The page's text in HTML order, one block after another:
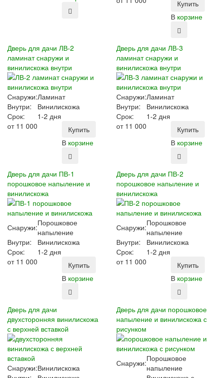
Купить
В корзине
Дверь для дачи ЛВ-2
ламинат снаружи и
винилискожа внутри
Снаружи:Ламинат
Внутри:
Винилискожа
Срок:
1-2 дня
от11 000
Купить
В корзине
Дверь для дачи ЛВ-3
ламинат снаружи и
винилискожа внутри
Снаружи:Ламинат
Внутри:
Винилискожа
Срок:
1-2 дня
от11 000
Купить
В корзине
Дверь для дачи ПВ-1
порошковое напыление и
винилискожа
Снаружи:Порошковое
напыление
Внутри:
Винилискожа
Срок:
1-2 дня
от11 000
Купить
В корзине
Дверь для дачи ПВ-2
порошковое напыление и
винилискожа
Снаружи:Порошковое
напыление
Внутри:
Винилискожа
Срок:
1-2 дня
от11 000
Купить
В корзине
Дверь для дачи
двухсторонняя винилискожа
с верхней вставкой
Снаружи:Винилискожа
Дверь для дачи порошковое
напыление и винилискожа с
рисунком
Снаружи:Порошковое
напыление